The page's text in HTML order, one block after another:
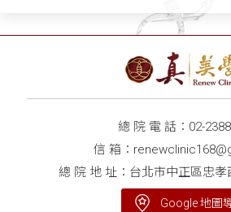
總 院 電 話： 02-
信 箱：
總 院 地 址：台北市中正區忠孝
Google 地圖